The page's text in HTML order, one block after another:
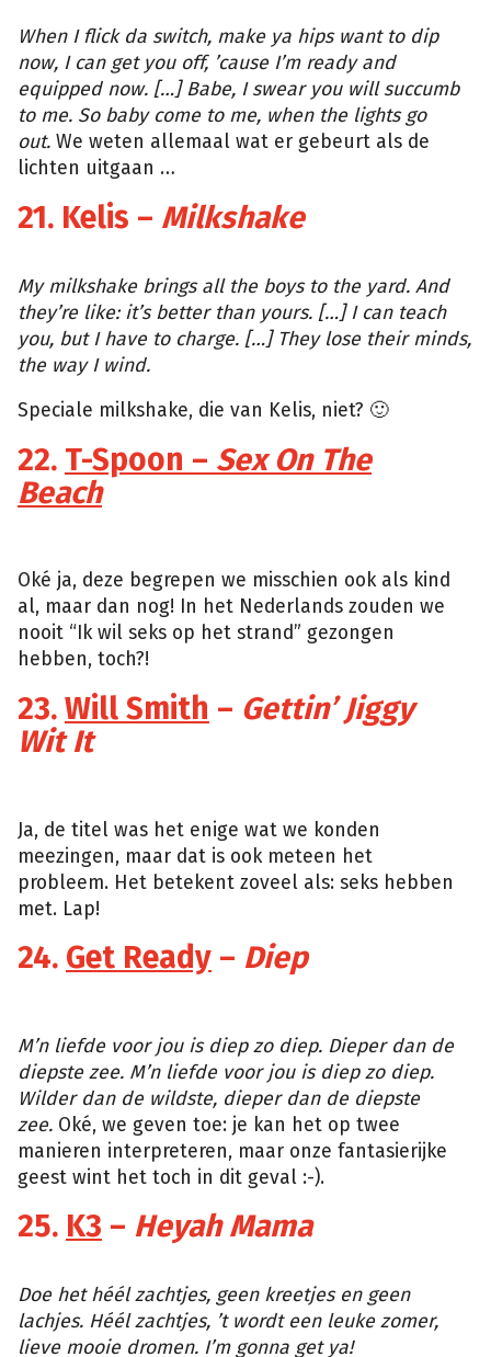
When I flick da switch, make ya hips want to dip
now, I can get you off, ’cause I’m ready and
equipped now. […] Babe, I swear you will succumb
to me. So baby come to me, when the lights go
out. We weten allemaal wat er gebeurt als de
lichten uitgaan …
21. Kelis – Milkshake
My milkshake brings all the boys to the yard. And
they’re like: it’s better than yours. […] I can teach
you, but I have to charge. […] They lose their minds,
the way I wind.
Speciale milkshake, die van Kelis, niet? 🙂
22. T-Spoon – Sex On The
Beach
Oké ja, deze begrepen we misschien ook als kind
al, maar dan nog! In het Nederlands zouden we
nooit “Ik wil seks op het strand” gezongen
hebben, toch?!
23. Will Smith – Gettin’ Jiggy
Wit It
Ja, de titel was het enige wat we konden
meezingen, maar dat is ook meteen het
probleem. Het betekent zoveel als: seks hebben
met. Lap!
24. Get Ready – Diep
M’n liefde voor jou is diep zo diep. Dieper dan de
diepste zee. M’n liefde voor jou is diep zo diep.
Wilder dan de wildste, dieper dan de diepste
zee. Oké, we geven toe: je kan het op twee
manieren interpreteren, maar onze fantasierijke
geest wint het toch in dit geval :-).
25. K3 – Heyah Mama
Doe het héél zachtjes, geen kreetjes en geen
lachjes. Héél zachtjes, ’t wordt een leuke zomer,
lieve mooie dromen. I’m gonna get ya!